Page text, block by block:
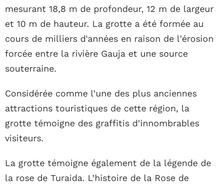
mesurant 18,8 m de profondeur, 12 m de largeur
et 10 m de hauteur. La grotte a été formée au
cours de milliers d'années en raison de l'érosion
forcée entre la rivière Gauja et une source
souterraine.
Considérée comme l’une des plus anciennes
attractions touristiques de cette région, la
grotte témoigne des graffitis d’innombrables
visiteurs.
La grotte témoigne également de la légende de
la rose de Turaida. L’histoire de la Rose de